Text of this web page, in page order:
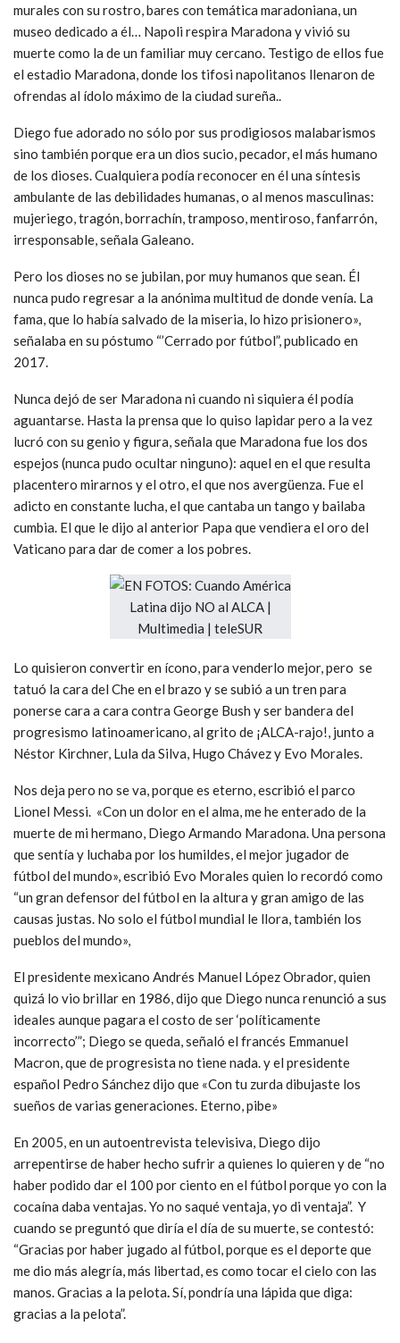
murales con su rostro, bares con temática maradoniana, un
museo dedicado a él… Napoli respira Maradona y vivió su
muerte como la de un familiar muy cercano. Testigo de ellos fue
el estadio Maradona, donde los tifosi napolitanos llenaron de
ofrendas al ídolo máximo de la ciudad sureña..
Diego fue adorado no sólo por sus prodigiosos malabarismos
sino también porque era un dios sucio, pecador, el más humano
de los dioses. Cualquiera podía reconocer en él una síntesis
ambulante de las debilidades humanas, o al menos masculinas:
mujeriego, tragón, borrachín, tramposo, mentiroso, fanfarrón,
irresponsable, señala Galeano.
Pero los dioses no se jubilan, por muy humanos que sean. Él
nunca pudo regresar a la anónima multitud de donde venía. La
fama, que lo había salvado de la miseria, lo hizo prisionero»,
señalaba en su póstumo “’Cerrado por fútbol”, publicado en
2017.
Nunca dejó de ser Maradona ni cuando ni siquiera él podía
aguantarse. Hasta la prensa que lo quiso lapidar pero a la vez
lucró con su genio y figura, señala que Maradona fue los dos
espejos (nunca pudo ocultar ninguno): aquel en el que resulta
placentero mirarnos y el otro, el que nos avergüenza. Fue el
adicto en constante lucha, el que cantaba un tango y bailaba
cumbia. El que le dijo al anterior Papa que vendiera el oro del
Vaticano para dar de comer a los pobres.
Lo quisieron convertir en ícono, para venderlo mejor, pero se
tatuó la cara del Che en el brazo y se subió a un tren para
ponerse cara a cara contra George Bush y ser bandera del
progresismo latinoamericano, al grito de ¡ALCA-rajo!, junto a
Néstor Kirchner, Lula da Silva, Hugo Chávez y Evo Morales.
Nos deja pero no se va, porque es eterno, escribió el parco
Lionel Messi. «Con un dolor en el alma, me he enterado de la
muerte de mi hermano, Diego Armando Maradona. Una persona
que sentía y luchaba por los humildes, el mejor jugador de
fútbol del mundo», escribió Evo Morales quien lo recordó como
“un gran defensor del fútbol en la altura y gran amigo de las
causas justas. No solo el fútbol mundial le llora, también los
pueblos del mundo»,
El presidente mexicano Andrés Manuel López Obrador, quien
quizá lo vio brillar en 1986, dijo que Diego nunca renunció a sus
ideales aunque pagara el costo de ser ‘políticamente
incorrecto’”; Diego se queda, señaló el francés Emmanuel
Macron, que de progresista no tiene nada. y el presidente
español Pedro Sánchez dijo que «Con tu zurda dibujaste los
sueños de varias generaciones. Eterno, pibe»
En 2005, en un autoentrevista televisiva, Diego dijo
arrepentirse de haber hecho sufrir a quienes lo quieren y de “no
haber podido dar el 100 por ciento en el fútbol porque yo con la
cocaína daba ventajas. Yo no saqué ventaja, yo di ventaja”. Y
cuando se preguntó que diría el día de su muerte, se contestó:
“Gracias por haber jugado al fútbol, porque es el deporte que
me dio más alegría, más libertad, es como tocar el cielo con las
manos. Gracias a la pelota Sí, pondría una lápida que diga:
gracias a la pelota”.